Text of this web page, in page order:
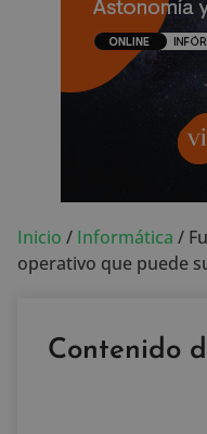
Inicio / Informática /
operativo que puede
Contenido